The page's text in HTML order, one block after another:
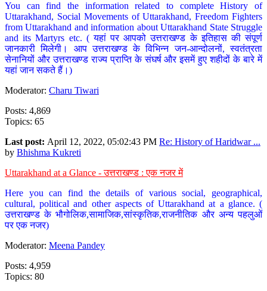
You can find the information related to complete History of
Uttarakhand, Social Movements of Uttarakhand, Freedom Fighters
from Uttarakhand and information about Uttarakhand State Struggle
and its Martyrs etc. ( यहां पर आपको उत्तराखण्ड के इतिहास की संपूर्ण
जानकारी मिलेगी। आप उत्तराखण्ड के विभिन्न जन-आन्दोलनों, स्वतंत्रता
सेनानियों और उत्तराखण्ड राज्य प्राप्ति के संघर्ष और इसमें हुए शहीदों के बारे में
यहां जान सकते हैं।)
Moderator: Charu Tiwari
Posts: 4,869
Topics: 65
Last post: April 12, 2022, 05:02:43 PM Re: History of Haridwar ...
by Bhishma Kukreti
Uttarakhand at a Glance - उत्तराखण्ड : एक नजर में
Here you can find the details of various social, geographical,
cultural, political and other aspects of Uttarakhand at a glance. (
उत्तराखण्ड के भौगोलिक,सामाजिक,सांस्कृतिक,राजनीतिक और अन्य पहलुओं
पर एक नजर)
Moderator: Meena Pandey
Posts: 4,959
Topics: 80